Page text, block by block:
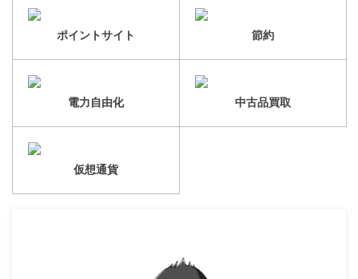
ポイントサイト 節約
電力自由化 中古品買取
仮想通貨